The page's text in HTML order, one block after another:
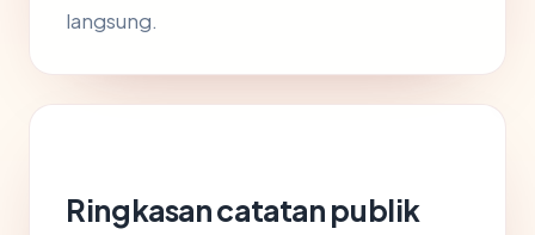
langsung.
Ringkasan catatan publik